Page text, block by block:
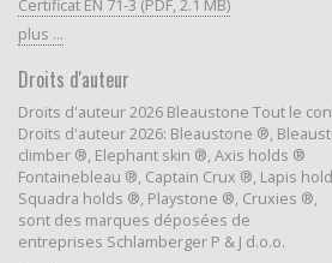
Certificat EN 71-3 (PDF, 2.1 MB)
plus ...
Droits d'auteur
Droits d'auteur 2026 Bleaustone Tout le
Droits d'auteur 2026: Bleaustone ®,
climber ®, Elephant skin ®, Axis holds ®
Fontainebleau ®, Captain Crux ®, Lapis
Squadra holds ®, Playstone ®, Cruxies ®,
sont des marques déposées de
entreprises Schlamberger P & J d.o.o.